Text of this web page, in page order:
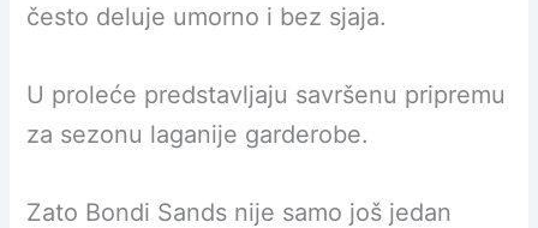
često deluje umorno i bez sjaja.
U proleće predstavljaju savršenu pripremu
za sezonu laganije garderobe.
Zato Bondi Sands nije samo još jedan